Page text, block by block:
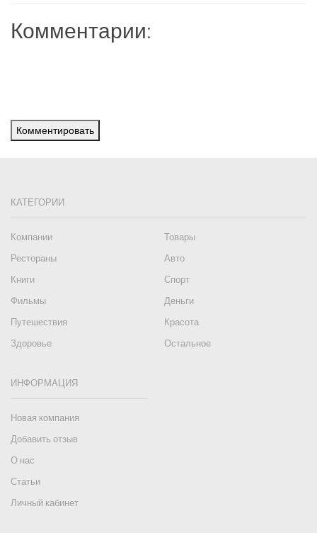
Комментарии:
Комментировать
КАТЕГОРИИ
Компании
Товары
Рестораны
Авто
Книги
Спорт
Фильмы
Деньги
Путешествия
Красота
Здоровье
Остальное
ИНФОРМАЦИЯ
Новая компания
Добавить отзыв
О нас
Статьи
Личный кабинет